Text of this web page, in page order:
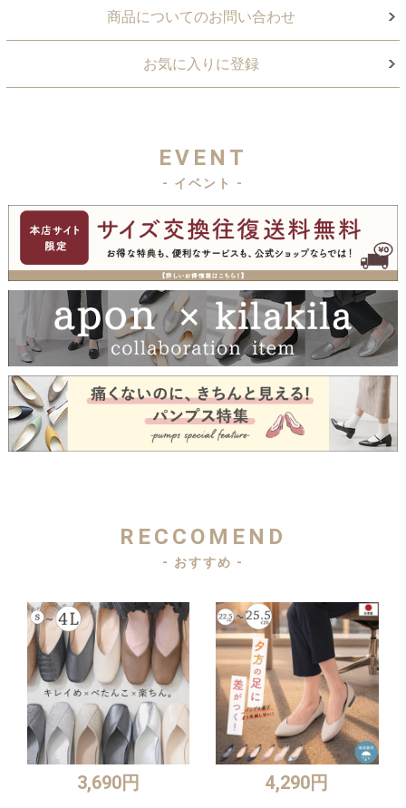
商品についてのお問い合わせ
お気に入りに登録
EVENT
- イベント -
RECCOMEND
- おすすめ -
3,690円 4,290円